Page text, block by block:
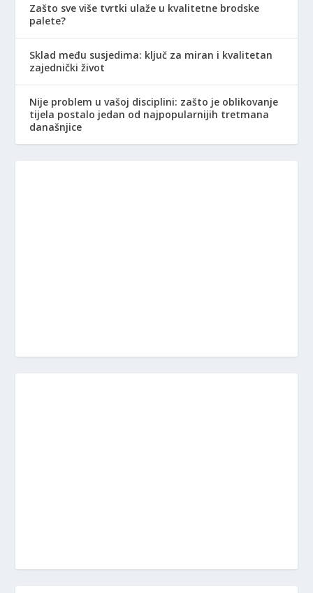
Zašto sve više tvrtki ulaže u kvalitetne brodske
palete?
Sklad među susjedima: ključ za miran i kvalitetan
zajednički život
Nije problem u vašoj disciplini: zašto je oblikovanje
tijela postalo jedan od najpopularnijih tretmana
današnjice